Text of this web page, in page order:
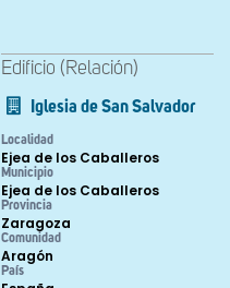
Edificio (Relación)
Iglesia de San Salvador
Localidad
Ejea de los Caballeros
Municipio
Ejea de los Caballeros
Provincia
Zaragoza
Comunidad
Aragón
País